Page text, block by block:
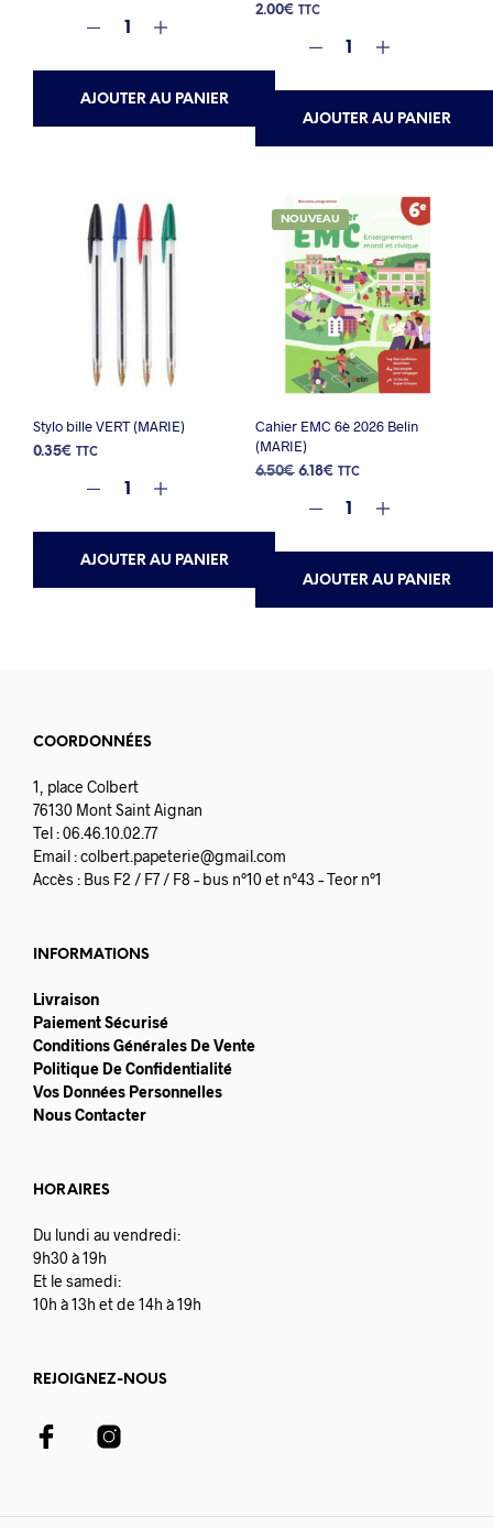
AJOUTER AU PANIER
2.00€ TTC
AJOUTER AU PANIER
Stylo bille VERT (MARIE)
0.35€ TTC
AJOUTER AU PANIER
NOUVEAU
Cahier EMC 6è 2026 Belin
(MARIE)
6.50€ Le
initial
6.50€.
6.18€Le
actuel
6.18€.
TTC
AJOUTER AU PANIER
COORDONNÉES
1, place Colbert
76130 Mont Saint Aignan
Tel : 06.46.10.02.77
Email :colbert.papeterie@gmail.com
Accès : Bus F2 / F7 / F8 – bus n°10 et n°43 – Teor n°1
INFORMATIONS
Livraison
Paiement Sécurisé
Conditions Générales De Vente
Politique De Confidentialité
Vos Données Personnelles
Nous Contacter
HORAIRES
Du lundi au vendredi:
9h30 à 19h
Et le samedi:
10h à 13h et de 14h à 19h
REJOIGNEZ-NOUS